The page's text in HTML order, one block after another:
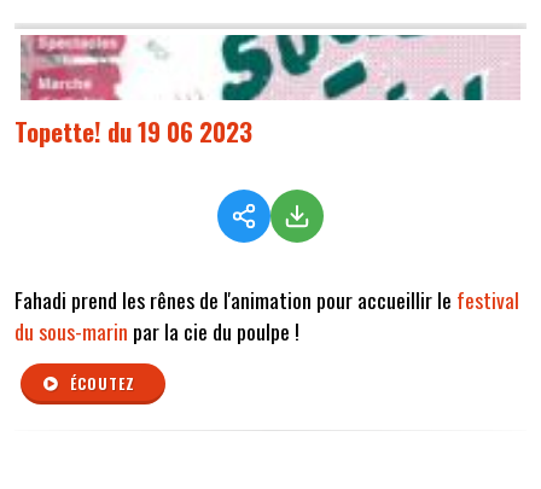
Topette! du 19 06 2023
Fahadi prend les rênes de l'animation pour accueillir le festival
du sous-marin par la cie du poulpe !
ÉCOUTEZ